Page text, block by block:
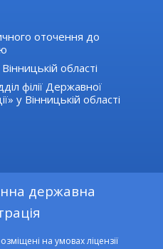
оточення до
області
філії Державної
у Вінницькій області
державна
на умовах ліцензії